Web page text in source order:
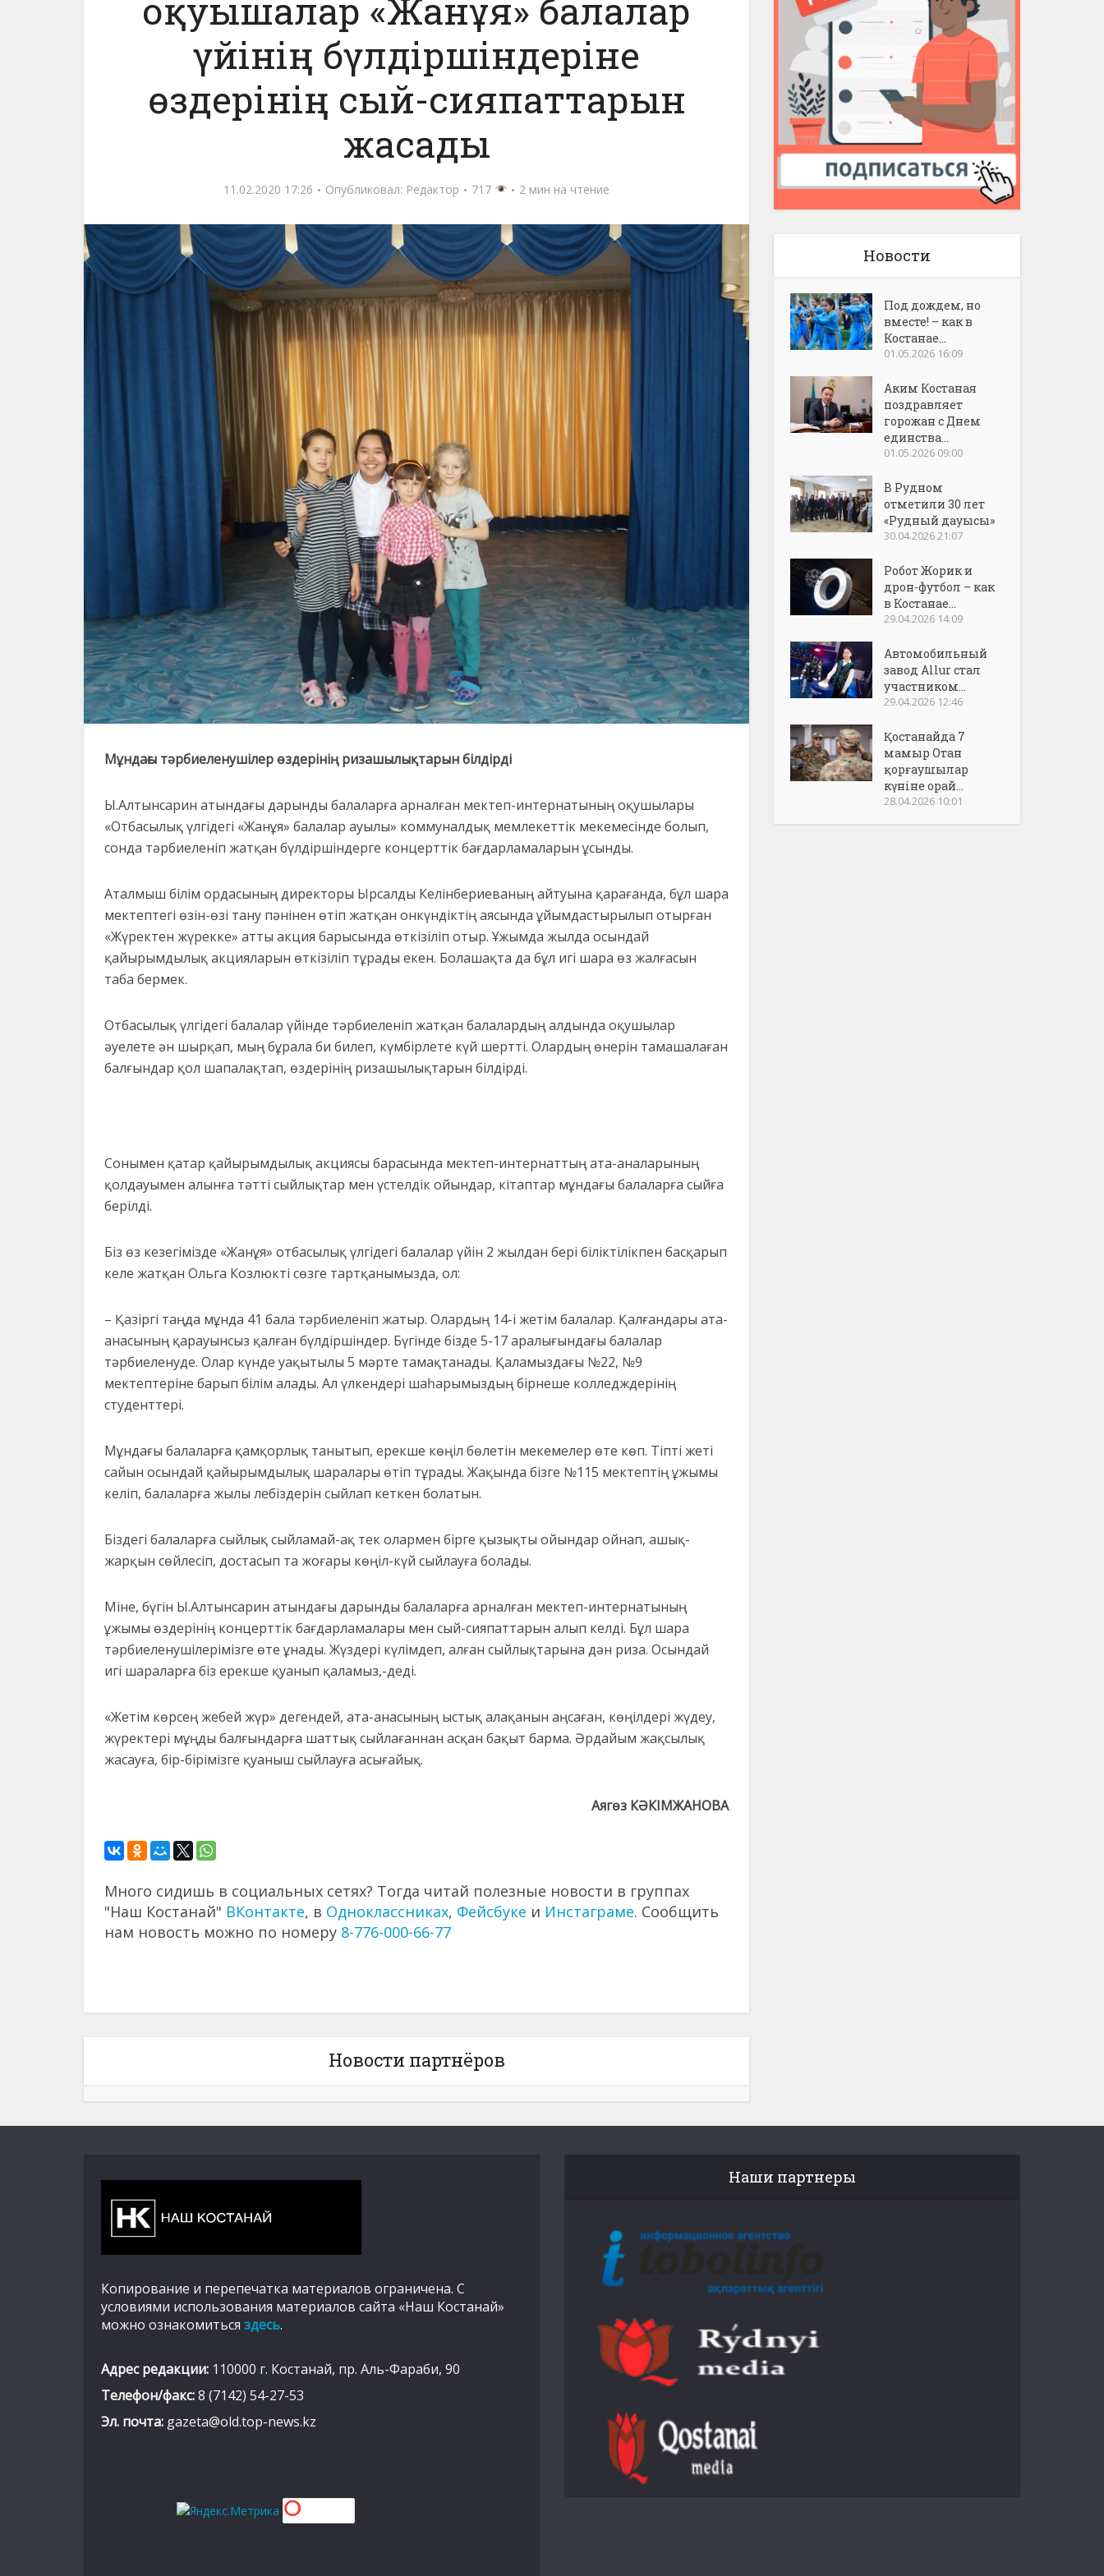
оқуышалар «Жанұя» балалар
үйінің бүлдіршіндеріне
өздерінің сый-сияпаттарын
жасады
11.02.2020 17:26 Опубликовал: Редактор 717 2 мин на чтение
Мұндағы тәрбиеленушілер өздерінің ризашылықтарын білдірді
Ы.Алтынсарин атындағы дарынды балаларға арналған мектеп-интернатының оқушылары
«Отбасылық үлгідегі «Жанұя» балалар ауылы» коммуналдық мемлекеттік мекемесінде болып,
сонда тәрбиеленіп жатқан бүлдіршіндерге концерттік бағдарламаларын ұсынды.
Аталмыш білім ордасының директоры Ырсалды Келінбериеваның айтуына қарағанда, бұл шара
мектептегі өзін-өзі тану пәнінен өтіп жатқан онкүндіктің аясында ұйымдастырылып отырған
«Жүректен жүрекке» атты акция барысында өткізіліп отыр. Ұжымда жылда осындай
қайырымдылық акцияларын өткізіліп тұрады екен. Болашақта да бұл игі шара өз жалғасын
таба бермек.
Отбасылық үлгідегі балалар үйінде тәрбиеленіп жатқан балалардың алдында оқушылар
әуелете ән шырқап, мың бұрала би билеп, күмбірлете күй шертті. Олардың өнерін тамашалаған
балғындар қол шапалақтап, өздерінің ризашылықтарын білдірді.
Сонымен қатар қайырымдылық акциясы барасында мектеп-интернаттың ата-аналарының
қолдауымен алынға тәтті сыйлықтар мен үстелдік ойындар, кітаптар мұндағы балаларға сыйға
берілді.
Біз өз кезегімізде «Жанұя» отбасылық үлгідегі балалар үйін 2 жылдан бері біліктілікпен басқарып
келе жатқан Ольга Козлюкті сөзге тартқанымызда, ол:
– Қазіргі таңда мұнда 41 бала тәрбиеленіп жатыр. Олардың 14-і жетім балалар. Қалғандары ата-
анасының қарауынсыз қалған бүлдіршіндер. Бүгінде бізде 5-17 аралығындағы балалар
тәрбиеленуде. Олар күнде уақытылы 5 мәрте тамақтанады. Қаламыздағы №22, №9
мектептеріне барып білім алады. Ал үлкендері шаһарымыздың бірнеше колледждерінің
студенттері.
Мұндағы балаларға қамқорлық танытып, ерекше көңіл бөлетін мекемелер өте көп. Тіпті жеті
сайын осындай қайырымдылық шаралары өтіп тұрады. Жақында бізге №115 мектептің ұжымы
келіп, балаларға жылы лебіздерін сыйлап кеткен болатын.
Біздегі балаларға сыйлық сыйламай-ақ тек олармен бірге қызықты ойындар ойнап, ашық-
жарқын сөйлесіп, достасып та жоғары көңіл-күй сыйлауға болады.
Міне, бүгін Ы.Алтынсарин атындағы дарынды балаларға арналған мектеп-интернатының
ұжымы өздерінің концерттік бағдарламалары мен сый-сияпаттарын алып келді. Бұл шара
тәрбиеленушілерімізге өте ұнады. Жүздері күлімдеп, алған сыйлықтарына дән риза. Осындай
игі шараларға біз ерекше қуанып қаламыз,-деді.
«Жетім көрсең жебей жүр» дегендей, ата-анасының ыстық алақанын аңсаған, көңілдері жүдеу,
жүректері мұңды балғындарға шаттық сыйлағаннан асқан бақыт барма. Әрдайым жақсылық
жасауға, бір-бірімізге қуаныш сыйлауға асығайық.
Аягөз КӘКІМЖАНОВА
Много сидишь в социальных сетях? Тогда читай полезные новости в группах
"Наш Костанай" ВКонтакте, в Одноклассниках, Фейсбуке и Инстаграме. Сообщить
нам новость можно по номеру 8-776-000-66-77
Новости партнёров
Новости
Под дождем, но
вместе! – как в
Костанае...
01.05.2026 16:09
Аким Костаная
поздравляет
горожан с Днем
единства...
01.05.2026 09:00
В Рудном
отметили 30 лет
«Рудный дауысы»
30.04.2026 21:07
Робот Жорик и
дрон-футбол – как
в Костанае...
29.04.2026 14:09
Автомобильный
завод Allur стал
участником...
29.04.2026 12:46
Қостанайда 7
мамыр Отан
қорғаушылар
күніне орай...
28.04.2026 10:01
Копирование и перепечатка материалов ограничена. С
условиями использования материалов сайта «Наш Костанай»
можно ознакомиться здесь.
Адрес редакции: 110000 г. Костанай, пр. Аль-Фараби, 90
Телефон/факс:8 (7142) 54-27-53
Эл. почта: gazeta@old.top-news.kz
Наши партнеры